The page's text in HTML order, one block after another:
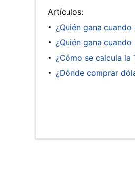
Artículos:
¿Quién gana
¿Quién gana
¿Cómo se calcula la
¿Dónde comprar